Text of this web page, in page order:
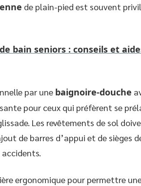
de plain-pied est souvent
bain seniors : conseils et
par une baignoire-douche
pour ceux qui préfèrent se
Les revêtements de sol
de barres d’appui et de sièges
ergonomique pour permettre